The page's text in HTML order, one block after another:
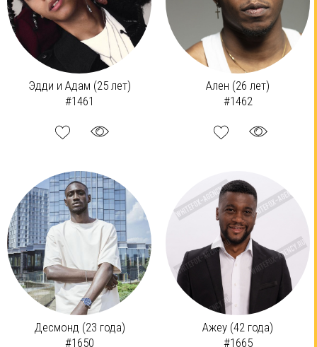
Эдди и Адам (25 лет)
#1461
Ален (26 лет)
#1462
Десмонд (23 года)
#1650
Ажеу (42 года)
#1665